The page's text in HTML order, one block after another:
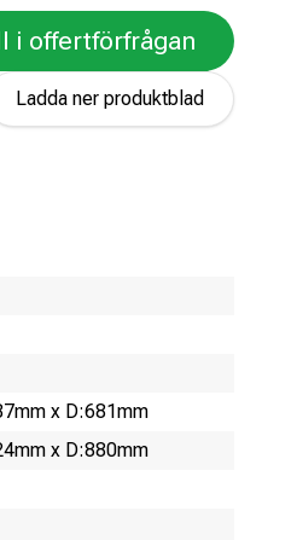
i offertförfrågan
Ladda ner produktblad
x D:681mm
x D:880mm